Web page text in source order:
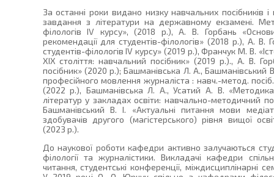
За останні роки видано низку навчальних посібників
завдання з літератури на державному екзамені.
філологів IV курсу», (2018 р.), А. В. Горбань
рекомендації для студентів-філологів» (2018 р.), А. В.
студентів-філологів IV курсу» (2019 р.), Франчук М. В.
ХІХ століття: навчальний посібник» (2019 р.)., А. В.
посібник» (2020 р.); Башманівська Л. А., Башманівський
професійного мовлення журналіста : навч.-метод.
(2022 р.), Башманівська Л. А., Усатий А. В. «Методика
літератур у закладах освіти: навчально-методичний
Башманівський В. І. «Актуальні питання мови
здобувачів другого (магістерського) рівня вищої
(2023 р.).
До наукової роботи кафедри активно залучаються
філології та журналістики. Викладачі кафедри
читання, студентські конференції, міждисциплінарні